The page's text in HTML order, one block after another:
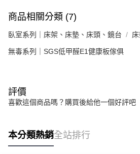
商品相關分類 (7)
臥室系列｜床架、床墊、床頭、鏡台
無毒系列｜SGS低甲醛E1健康板傢俱
評價
喜歡這個商品嗎？購買後給他一個好評吧
本分類熱銷全站排行